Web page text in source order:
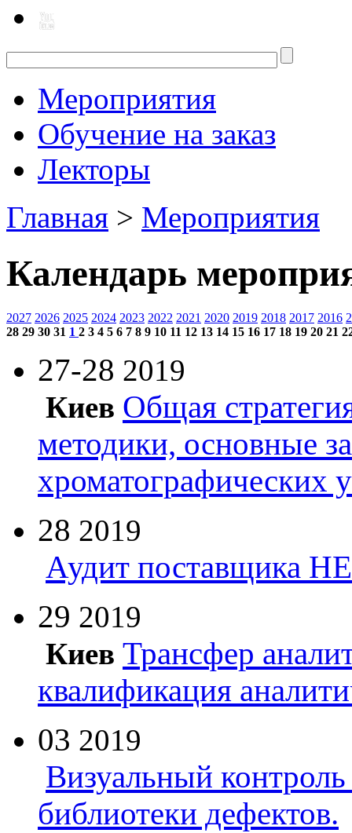
Мероприятия
Обучение на заказ
Лекторы
Главная > Мероприятия
Календарь
2027 2026 2025 2024 2023 2022 2021 2020 2019 2018 2017 2016
28 29 30 31 1 2 3 4 5 6 7 8 9 10 11 12 13 14 15 16 17 18 19 20 21
27-28 2019
Киев Общая
методики, основные
28 2019
Аудит поставщика
29 2019
Киев Трансфер
квалификация
03 2019
Визуальный контроль
библиотеки дефектов.